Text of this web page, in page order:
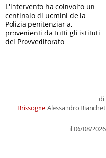
Brissogne
di
Alessandro Bianchet
il 06/08/2026
L'intervento ha coinvolto un
centinaio di uomini della
Polizia penitenziaria,
provenienti da tutti gli istituti
del Provveditorato